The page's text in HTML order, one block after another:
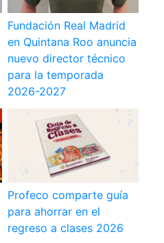
Fundación Real Madrid
en Quintana Roo anuncia
nuevo director técnico
para la temporada
2026-2027
Profeco comparte guía
para ahorrar en el
regreso a clases 2026